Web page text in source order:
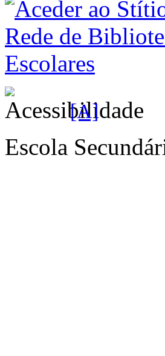
[A]
Escola